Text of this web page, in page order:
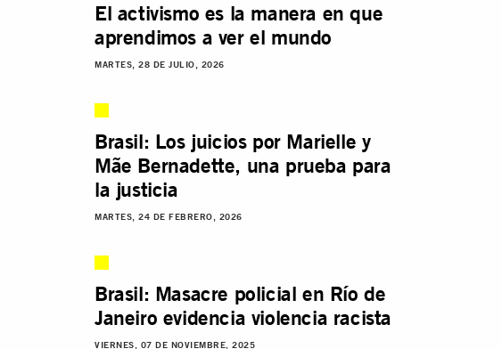
El activismo es la manera en que
aprendimos a ver el mundo
MARTES, 28 DE JULIO, 2026
Brasil: Los juicios por Marielle y
Mãe Bernadette, una prueba para
la justicia
MARTES, 24 DE FEBRERO, 2026
Brasil: Masacre policial en Río de
Janeiro evidencia violencia racista
VIERNES, 07 DE NOVIEMBRE, 2025